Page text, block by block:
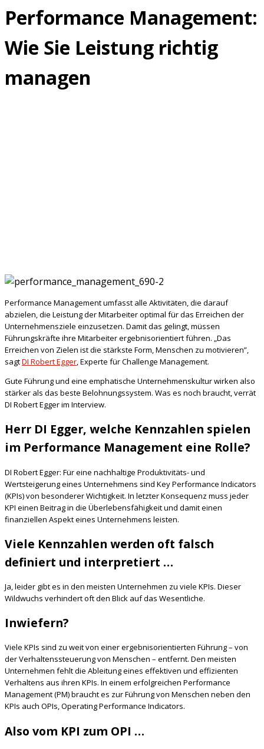
Performance Management:
Wie Sie Leistung richtig
managen
Performance Management umfasst alle Aktivitäten, die darauf
abzielen, die Leistung der Mitarbeiter optimal für das Erreichen der
Unternehmensziele einzusetzen. Damit das gelingt, müssen
Führungskräfte ihre Mitarbeiter ergebnisorientiert führen. „Das
Erreichen von Zielen ist die stärkste Form, Menschen zu motivieren”,
sagtDI Robert Egger, Experte für Challenge Management.
Gute Führung und eine emphatische Unternehmenskultur wirken also
stärker als das beste Belohnungssystem. Was es noch braucht, verrät
DI Robert Egger im Interview.
Herr DI Egger, welche Kennzahlen spielen
im Performance Management eine Rolle?
DI Robert Egger: Für eine nachhaltige Produktivitäts- und
Wertsteigerung eines Unternehmens sind Key Performance Indicators
(KPIs) von besonderer Wichtigkeit. In letzter Konsequenz muss jeder
KPI einen Beitrag in die Überlebensfähigkeit und damit einen
finanziellen Aspekt eines Unternehmens leisten.
Viele Kennzahlen werden oft falsch
definiert und interpretiert …
Ja, leider gibt es in den meisten Unternehmen zu viele KPIs. Dieser
Wildwuchs verhindert oft den Blick auf das Wesentliche.
Inwiefern?
Viele KPIs sind zu weit von einer ergebnisorientierten Führung – von
der Verhaltenssteuerung von Menschen – entfernt. Den meisten
Unternehmen fehlt die Ableitung eines effektiven und effizienten
Verhaltens aus ihren KPIs. In einem erfolgreichen Performance
Management (PM) braucht es zur Führung von Menschen neben den
KPIs auch OPIs, Operating Performance Indicators.
Also vom KPI zum OPI …